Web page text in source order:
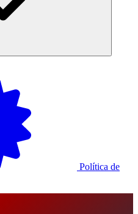
Política de